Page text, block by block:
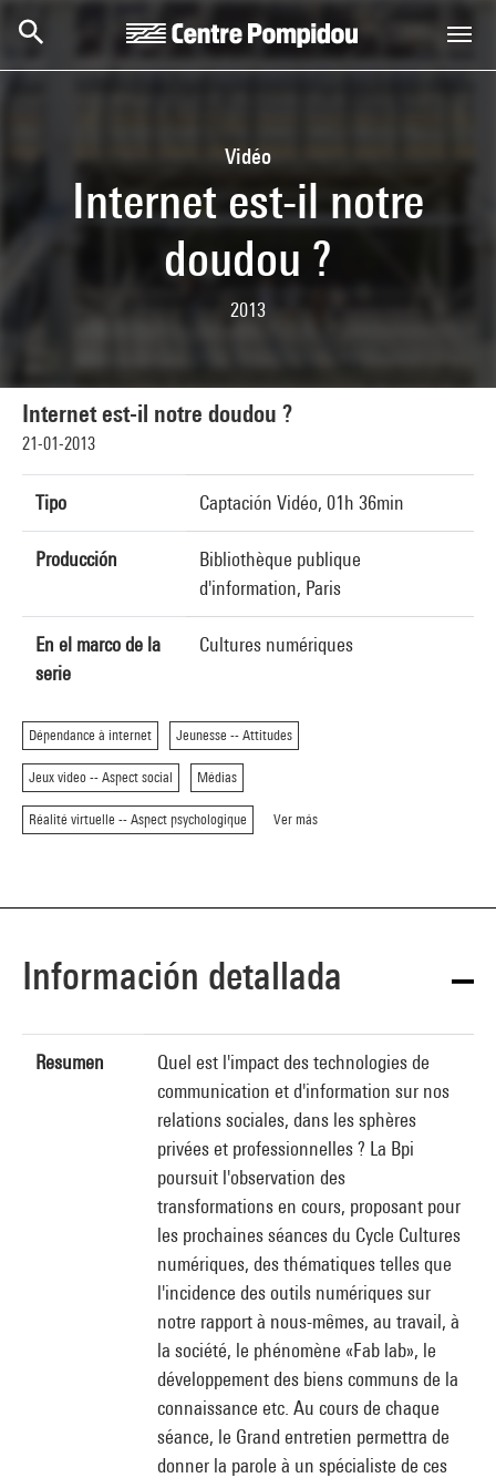
Vidéo
Internet est-il notre
doudou ?
2013
Internet est-il notre doudou ?
21-01-2013
Tipo Captación Vidéo, 01h 36min
Producción
Bibliothèque publique
d'information, Paris
En el marco de la
serie
Cultures numériques
Dépendance à internet Jeunesse -- Attitudes
Jeux video -- Aspect social Médias
Réalité virtuelle -- Aspect psychologique Ver más
Información detallada
Resumen
Quel est l'impact des technologies de
communication et d'information sur nos
relations sociales, dans les sphères
privées et professionnelles ? La Bpi
poursuit l'observation des
transformations en cours, proposant pour
les prochaines séances du Cycle Cultures
numériques, des thématiques telles que
l'incidence des outils numériques sur
notre rapport à nous-mêmes, au travail, à
la société, le phénomène «Fab lab», le
développement des biens communs de la
connaissance etc. Au cours de chaque
séance, le Grand entretien permettra de
donner la parole à un spécialiste de ces